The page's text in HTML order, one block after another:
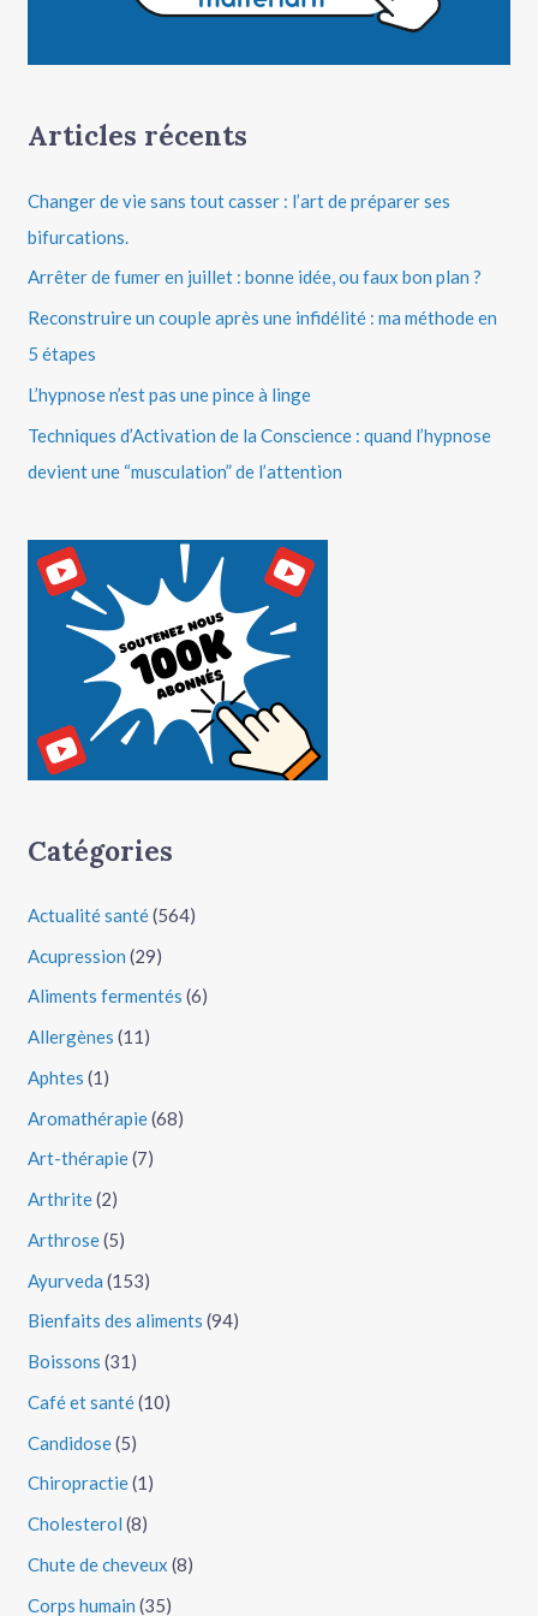
Articles récents
Changer de vie sans tout casser : l’art de préparer ses
bifurcations.
Arrêter de fumer en juillet : bonne idée, ou faux bon plan ?
Reconstruire un couple après une infidélité : ma méthode en
5 étapes
L’hypnose n’est pas une pince à linge
Techniques d’Activation de la Conscience : quand l’hypnose
devient une “musculation” de l’attention
Catégories
Actualité santé(564)
Acupression (29)
Aliments fermentés (6)
Allergènes (11)
Aphtes (1)
Aromathérapie(68)
Art-thérapie(7)
Arthrite(2)
Arthrose(5)
Ayurveda (153)
Bienfaits des aliments (94)
Boissons (31)
Café et santé(10)
Candidose(5)
Chiropractie(1)
Cholesterol (8)
Chute de cheveux (8)
Corps humain (35)